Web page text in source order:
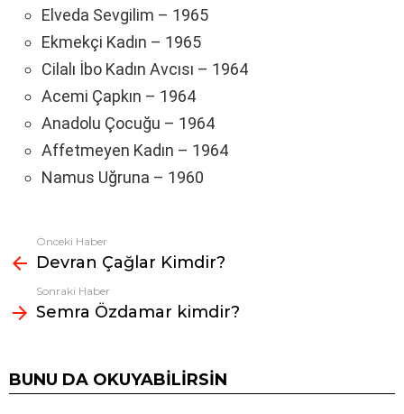
Elveda Sevgilim – 1965
Ekmekçi Kadın – 1965
Cilalı İbo Kadın Avcısı – 1964
Acemi Çapkın – 1964
Anadolu Çocuğu – 1964
Affetmeyen Kadın – 1964
Namus Uğruna – 1960
Fazlasına
bak
Önceki Haber
Devran Çağlar Kimdir?
Sonraki Haber
Semra Özdamar kimdir?
BUNU DA OKUYABILIRSIN